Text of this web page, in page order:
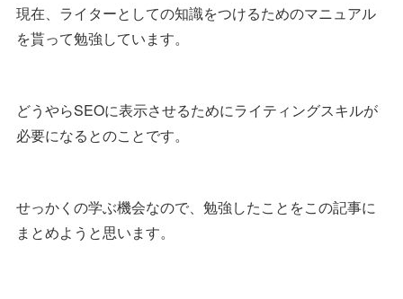
現在、ライターとしての知識をつけるためのマニュアル
を貰って勉強しています。
どうやらSEOに表示させるためにライティングスキルが
必要になるとのことです。
せっかくの学ぶ機会なので、勉強したことをこの記事に
まとめようと思います。